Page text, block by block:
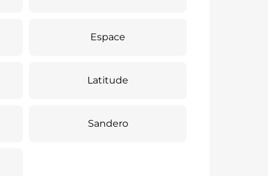
Espace
Latitude
Sandero